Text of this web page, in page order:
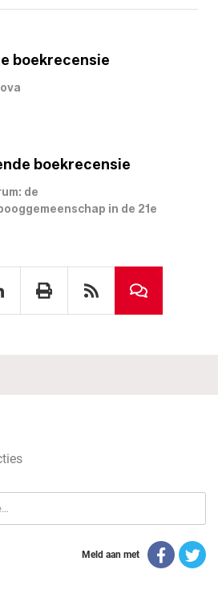
boekrecensie
boekrecensie
de
in de 21e